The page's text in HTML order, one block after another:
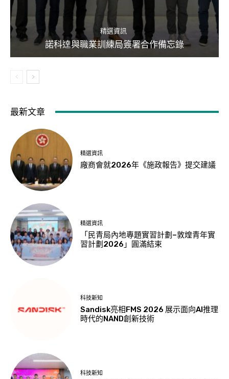
精選資訊
諾科達與職業訓練局簽署合作備忘錄
最新文章
精選資訊
廠商會就2026年《施政報告》提交建議
精選資訊
「民青局內地專題實習計劃–敦煌青年實
習計劃2026」圓滿結束
科技新知
Sandisk亮相FMS 2026 展示面向AI推理
時代的NAND創新技術
科技新知